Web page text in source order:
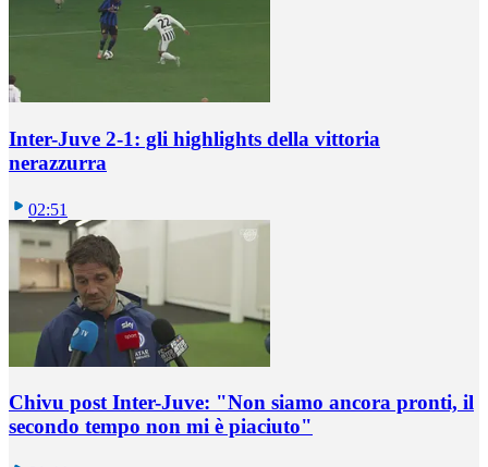
Inter-Juve 2-1: gli highlights della vittoria
nerazzurra
02:51
Chivu post Inter-Juve: "Non siamo ancora pronti, il
secondo tempo non mi è piaciuto"